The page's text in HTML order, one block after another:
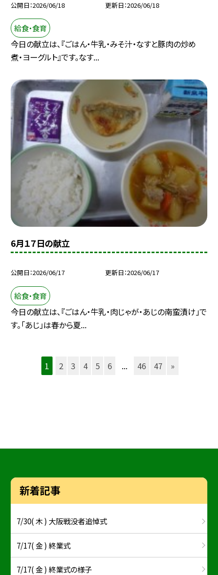
公開日 2026/06/18 更新日 2026/06/18
給食・食育
今日の献立は、『ごはん・牛乳・みそ汁・なすと豚肉の炒め
煮・ヨーグルト』です。なす...
6月１７日の献立
公開日 2026/06/17 更新日 2026/06/17
給食・食育
今日の献立は、『ごはん・牛乳・肉じゃが・あじの南蛮漬け」で
す。「あじ」は春から夏...
1 2 3 4 5 6 ... 46 47 »
新着記事
7/30( 木 ) 大阪戦没者追悼式
7/17( 金 ) 終業式
7/17( 金 ) 終業式の様子